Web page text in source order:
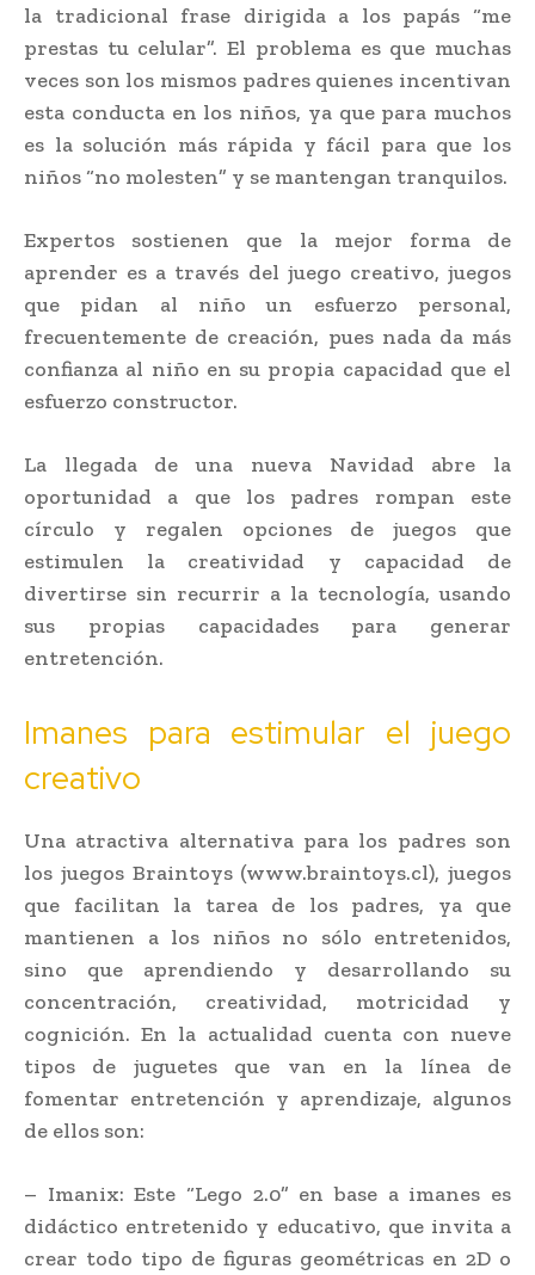
la tradicional frase dirigida a los papás “me
prestas tu celular”. El problema es que muchas
veces son los mismos padres quienes incentivan
esta conducta en los niños, ya que para muchos
es la solución más rápida y fácil para que los
niños “no molesten” y se mantengan tranquilos.
Expertos sostienen que la mejor forma de
aprender es a través del juego creativo, juegos
que pidan al niño un esfuerzo personal,
frecuentemente de creación, pues nada da más
confianza al niño en su propia capacidad que el
esfuerzo constructor.
La llegada de una nueva Navidad abre la
oportunidad a que los padres rompan este
círculo y regalen opciones de juegos que
estimulen la creatividad y capacidad de
divertirse sin recurrir a la tecnología, usando
sus propias capacidades para generar
entretención.
Imanes para estimular el juego
creativo
Una atractiva alternativa para los padres son
los juegos Braintoys (www.braintoys.cl), juegos
que facilitan la tarea de los padres, ya que
mantienen a los niños no sólo entretenidos,
sino que aprendiendo y desarrollando su
concentración, creatividad, motricidad y
cognición. En la actualidad cuenta con nueve
tipos de juguetes que van en la línea de
fomentar entretención y aprendizaje, algunos
de ellos son:
– Imanix: Este “Lego 2.0” en base a imanes es
didáctico entretenido y educativo, que invita a
crear todo tipo de figuras geométricas en 2D o